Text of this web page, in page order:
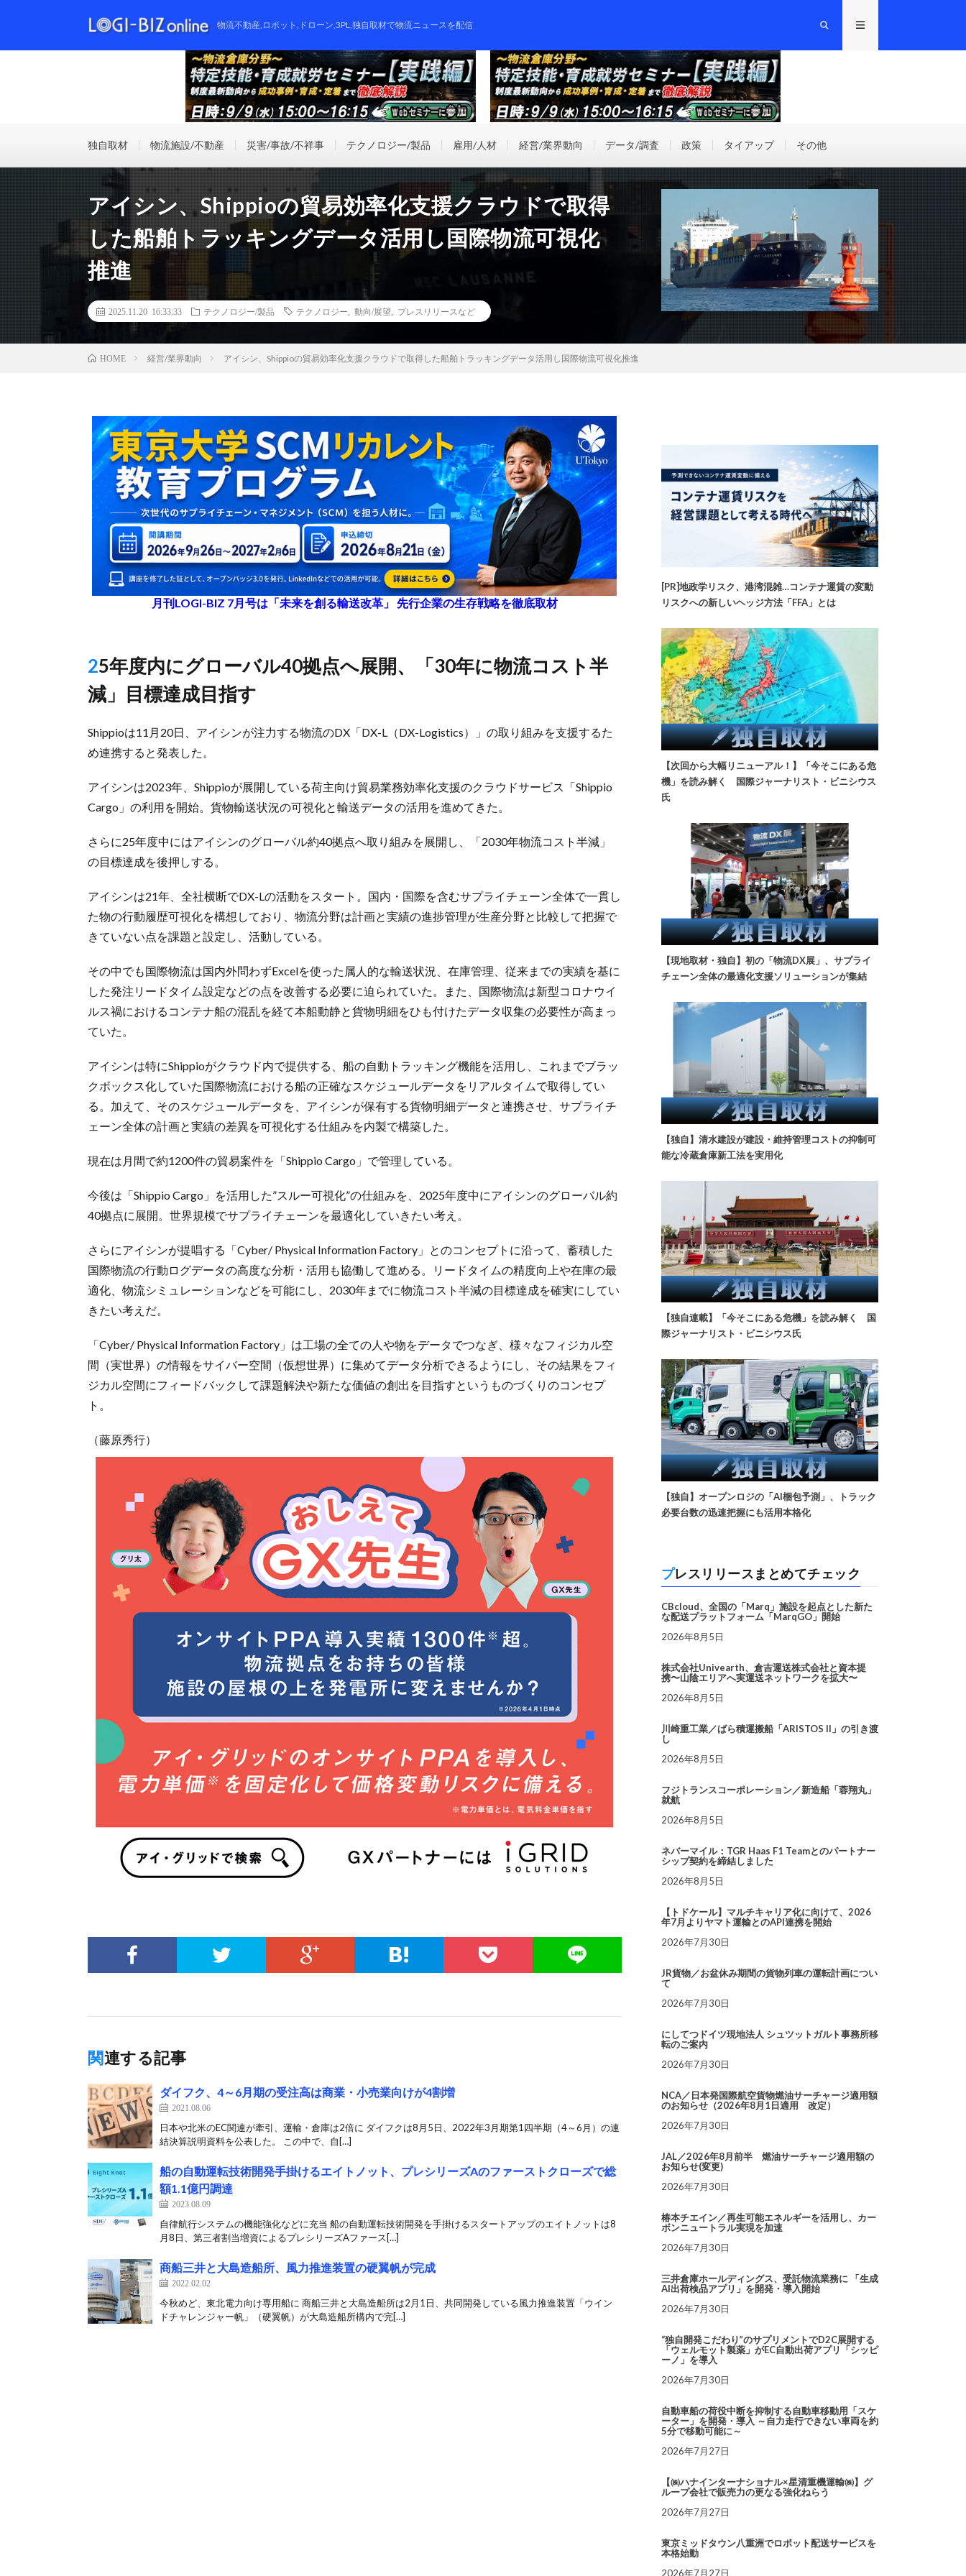
物流不動産,ロボット,ドローン,3PL,独自取材で物流ニュースを配信
独自取材 物流施設/不動産 災害/事故/不祥事 テクノロジー/製品 雇用/人材 経営/業界動向 データ/調査 政策 タイアップ その他
アイシン、Shippioの貿易効率化支援クラウドで取得
した船舶トラッキングデータ活用し国際物流可視化
推進
2025.11.20 16:33:33 テクノロジー/製品 テクノロジー 動向/展望 プレスリリースなど
HOME 経営/業界動向 アイシン、Shippioの貿易効率化支援クラウドで取得した船舶トラッキングデータ活用し国際物流可視化推進
月刊LOGI-BIZ 7月号は「未来を創る輸送改革」 先行企業の生存戦略を徹底取材
25年度内にグローバル40拠点へ展開、「30年に物流コスト半
減」目標達成目指す
Shippioは11月20日、アイシンが注力する物流のDX「DX-L（DX-Logistics）」の取り組みを支援するた
め連携すると発表した。
アイシンは2023年、Shippioが展開している荷主向け貿易業務効率化支援のクラウドサービス「Shippio
Cargo」の利用を開始。貨物輸送状況の可視化と輸送データの活用を進めてきた。
さらに25年度中にはアイシンのグローバル約40拠点へ取り組みを展開し、「2030年物流コスト半減」
の目標達成を後押しする。
アイシンは21年、全社横断でDX-Lの活動をスタート。国内・国際を含むサプライチェーン全体で一貫し
た物の行動履歴可視化を構想しており、物流分野は計画と実績の進捗管理が生産分野と比較して把握で
きていない点を課題と設定し、活動している。
その中でも国際物流は国内外問わずExcelを使った属人的な輸送状況、在庫管理、従来までの実績を基に
した発注リードタイム設定などの点を改善する必要に迫られていた。また、国際物流は新型コロナウイ
ルス禍におけるコンテナ船の混乱を経て本船動静と貨物明細をひも付けたデータ収集の必要性が高まっ
ていた。
アイシンは特にShippioがクラウド内で提供する、船の自動トラッキング機能を活用し、これまでブラッ
クボックス化していた国際物流における船の正確なスケジュールデータをリアルタイムで取得してい
る。加えて、そのスケジュールデータを、アイシンが保有する貨物明細データと連携させ、サプライチ
ェーン全体の計画と実績の差異を可視化する仕組みを内製で構築した。
現在は月間で約1200件の貿易案件を「Shippio Cargo」で管理している。
今後は「Shippio Cargo」を活用した”スルー可視化”の仕組みを、2025年度中にアイシンのグローバル約
40拠点に展開。世界規模でサプライチェーンを最適化していきたい考え。
さらにアイシンが提唱する「Cyber/ Physical Information Factory」とのコンセプトに沿って、蓄積した
国際物流の行動ログデータの高度な分析・活用も協働して進める。リードタイムの精度向上や在庫の最
適化、物流シミュレーションなどを可能にし、2030年までに物流コスト半減の目標達成を確実にしてい
きたい考えだ。
「Cyber/ Physical Information Factory」は工場の全ての人や物をデータでつなぎ、様々なフィジカル空
間（実世界）の情報をサイバー空間（仮想世界）に集めてデータ分析できるようにし、その結果をフィ
ジカル空間にフィードバックして課題解決や新たな価値の創出を目指すというものづくりのコンセプ
ト。
（藤原秀行）
関連する記事
ダイフク、4～6月期の受注高は商業・小売業向けが4割増
2021.08.06
日本や北米のEC関連が牽引、運輸・倉庫は2倍に ダイフクは8月5日、2022年3月期第1四半期（4～6月）の連
結決算説明資料を公表した。 この中で、自[…]
船の自動運転技術開発手掛けるエイトノット、プレシリーズAのファーストクローズで総
額1.1億円調達
2023.08.09
自律航行システムの機能強化などに充当 船の自動運転技術開発を手掛けるスタートアップのエイトノットは8
月8日、第三者割当増資によるプレシリーズAファース[…]
商船三井と大島造船所、風力推進装置の硬翼帆が完成
2022.02.02
今秋めど、東北電力向け専用船に 商船三井と大島造船所は2月1日、共同開発している風力推進装置「ウイン
ドチャレンジャー帆」（硬翼帆）が大島造船所構内で完[…]
[PR]地政学リスク、港湾混雑…コンテナ運賃の変動
リスクへの新しいヘッジ方法「FFA」とは
【次回から大幅リニューアル！】「今そこにある危
機」を読み解く 国際ジャーナリスト・ビニシウス
氏
【現地取材・独自】初の「物流DX展」、サプライ
チェーン全体の最適化支援ソリューションが集結
【独自】清水建設が建設・維持管理コストの抑制可
能な冷蔵倉庫新工法を実用化
【独自連載】「今そこにある危機」を読み解く 国
際ジャーナリスト・ビニシウス氏
【独自】オープンロジの「AI梱包予測」、トラック
必要台数の迅速把握にも活用本格化
プレスリリースまとめてチェック
CBcloud、全国の「Marq」施設を起点とした新た
な配送プラットフォーム「MarqGO」開始
2026年8月5日
株式会社Univearth、倉吉運送株式会社と資本提
携〜山陰エリアへ実運送ネットワークを拡大〜
2026年8月5日
川崎重工業／ばら積運搬船「ARISTOS II」の引き渡
し
2026年8月5日
フジトランスコーポレーション／新造船「蓉翔丸」
就航
2026年8月5日
ネバーマイル：TGR Haas F1 Teamとのパートナー
シップ契約を締結しました
2026年8月5日
【トドケール】マルチキャリア化に向けて、2026
年7月よりヤマト運輸とのAPI連携を開始
2026年7月30日
JR貨物／お盆休み期間の貨物列車の運転計画につい
て
2026年7月30日
にしてつドイツ現地法人 シュツットガルト事務所移
転のご案内
2026年7月30日
NCA／日本発国際航空貨物燃油サーチャージ適用額
のお知らせ（2026年8月1日適用 改定）
2026年7月30日
JAL／2026年8月前半 燃油サーチャージ適用額の
お知らせ(変更)
2026年7月30日
椿本チエイン／再生可能エネルギーを活用し、カー
ボンニュートラル実現を加速
2026年7月30日
三井倉庫ホールディングス、受託物流業務に 「生成
AI出荷検品アプリ」を開発・導入開始
2026年7月30日
“独自開発こだわり”のサプリメントでD2C展開する
「ウェルモット製薬」がEC自動出荷アプリ「シッピ
ーノ」を導入
2026年7月30日
自動車船の荷役中断を抑制する自動車移動用「スケ
ーター」を開発・導入 ～自力走行できない車両を約
5分で移動可能に～
2026年7月27日
【㈱ハナインターナショナル×星清重機運輸㈱】グ
ループ会社で販売力の更なる強化ねらう
2026年7月27日
東京ミッドタウン八重洲でロボット配送サービスを
本格始動
2026年7月27日